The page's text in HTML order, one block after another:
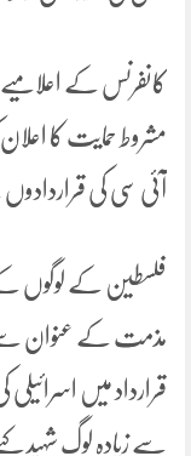
کانفرنس کے
مشروط حمایت کا اعلان
آئی سی کی
فلسطین کے لوگوں
مذمت کے عنوان سے
سے زیادہ لوگ شہید